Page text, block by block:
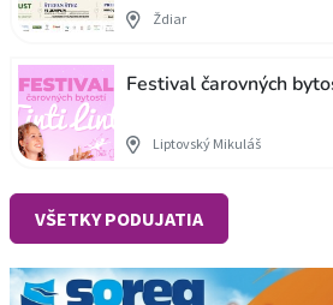
Ždiar
Festival čarovných
Liptovský Mikuláš
VŠETKY PODUJATIA